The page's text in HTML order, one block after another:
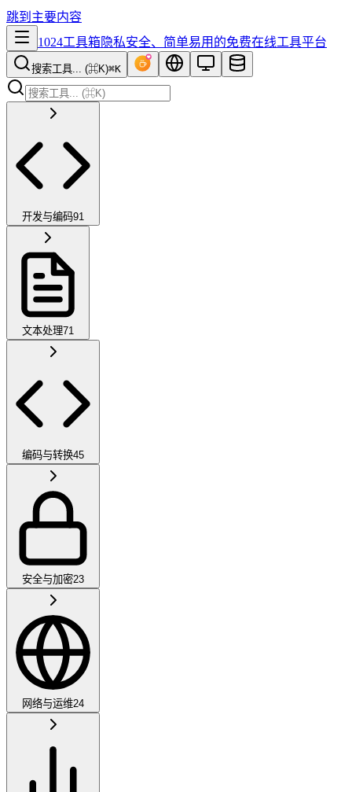
跳到主要内容
1024工具箱隐私安全、简单易用的免费在线工具平台
搜索工具... (⌘K)⌘K
开发与编码91
文本处理71
编码与转换45
安全与加密23
网络与运维24